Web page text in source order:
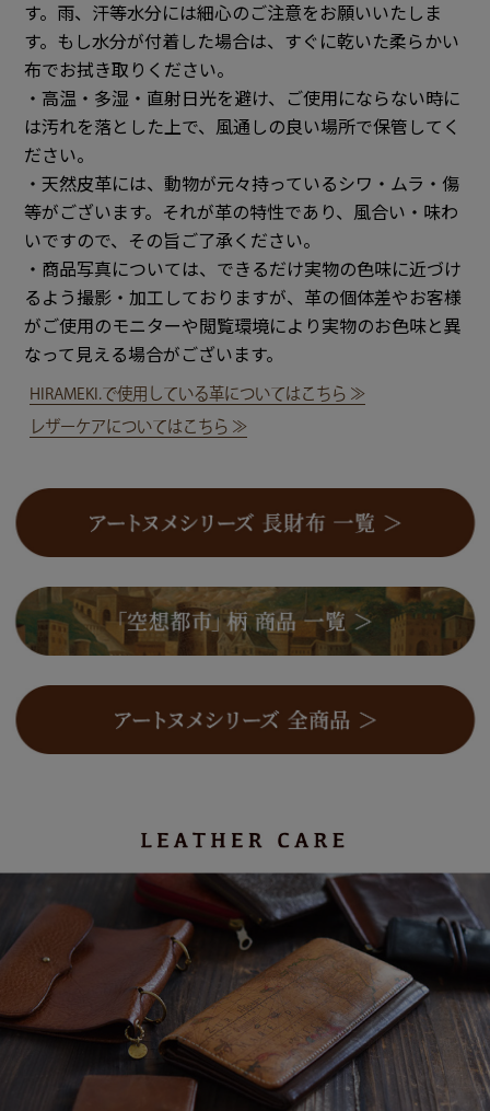
す。雨、汗等水分には細心のご注意をお願いいたしま
す。もし水分が付着した場合は、すぐに乾いた柔らかい
布でお拭き取りください。
・高温・多湿・直射日光を避け、ご使用にならない時に
は汚れを落とした上で、風通しの良い場所で保管してく
ださい。
・天然皮革には、動物が元々持っているシワ・ムラ・傷
等がございます。それが革の特性であり、風合い・味わ
いですので、その旨ご了承ください。
・商品写真については、できるだけ実物の色味に近づけ
るよう撮影・加工しておりますが、革の個体差やお客様
がご使用のモニターや閲覧環境により実物のお色味と異
なって見える場合がございます。
HIRAMEKI.で使用している革についてはこちら ≫
レザーケアについてはこちら ≫